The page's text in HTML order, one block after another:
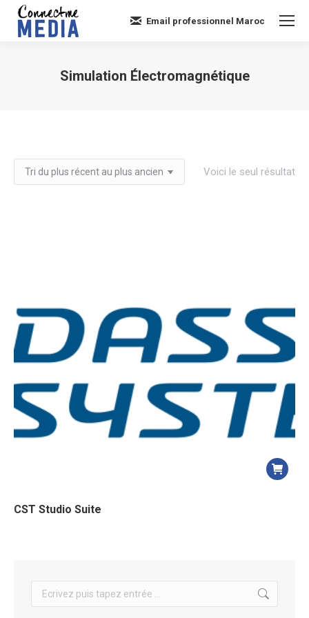
Email professionnel Maroc
Simulation Électromagnétique
Voici le seul résultat
CST Studio Suite
Search: